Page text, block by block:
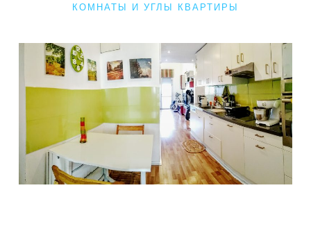
РУБРИКИ
КОМНАТЫ И УГЛЫ КВАРТИРЫ